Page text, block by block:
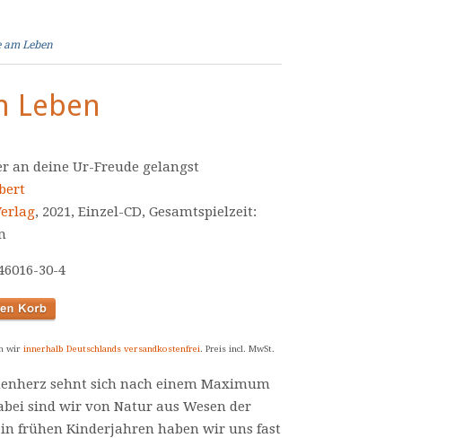
Leben
Leben
an deine Ur-Freude gelangst
, 2021, Einzel-CD, Gesamtspielzeit:
30-4
wir innerhalb Deutschlands versandkostenfrei. Preis incl. MwSt.
sehnt sich nach einem Maximum
sind wir von Natur aus Wesen der
in frühen Kinderjahren haben wir uns fast